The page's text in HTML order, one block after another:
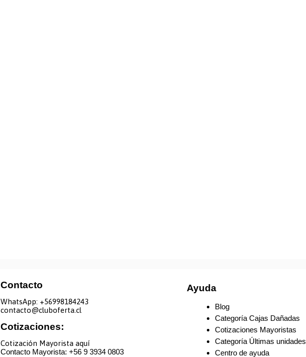
Contacto
WhatsApp: +56998184243
contacto@cluboferta.cl
Cotizaciones:
Cotización Mayorista aquí
Contacto Mayorista: +56 9 3934 0803
Ayuda
Blog
Categoría Cajas Dañadas
Cotizaciones Mayoristas
Categoría Últimas unidades
Centro de ayuda